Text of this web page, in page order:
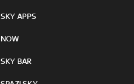
SKY APPS
NOW
SKY BAR